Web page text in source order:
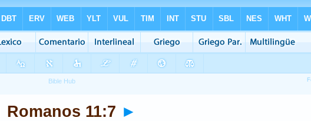
Romanos 11:7 ►